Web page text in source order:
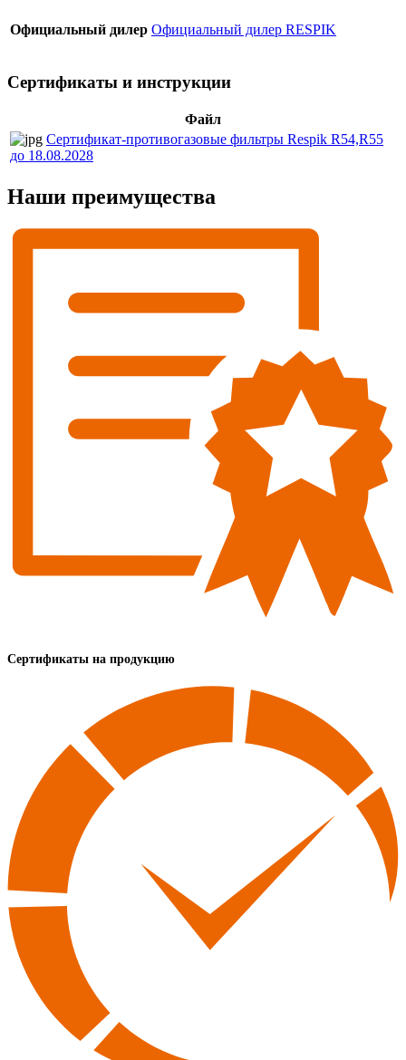
Официальный дилер Официальный дилер RESPIK
Сертификаты и инструкции
Файл
Сертификат-противогазовые фильтры Respik R54,R55
до 18.08.2028
Наши преимущества
Сертификаты на продукцию